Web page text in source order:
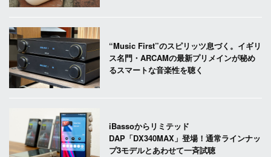
“Music First”のスピリッツ息づく。イギリ
ス名門・ARCAMの最新プリメインが秘め
るスマートな音楽性を聴く
iBassoからリミテッド
DAP「DX340MAX」登場！通常ラインナッ
プ3モデルとあわせて一斉試聴